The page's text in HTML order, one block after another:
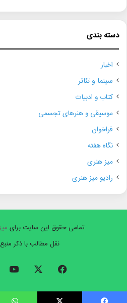
دسته بندی
اخبار
سینما و تئاتر
کتاب و ادبیات
موسیقی و هنرهای تجسمی
فراخوان
نگاه هفته
میز هنری
رادیو میز هنری
تمامی حقوق این سایت برای
نقل مطالب با ذکر
فیسبوک ایکس